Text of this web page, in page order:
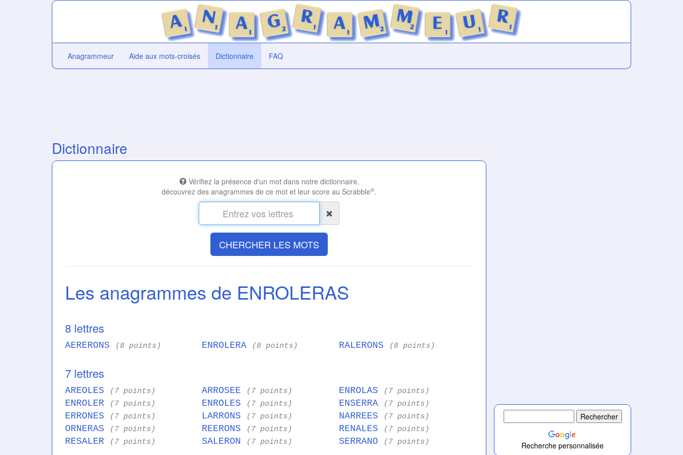
Anagrammeur Aide aux mots-croisés Dictionnaire FAQ
Dictionnaire
Vérifiez la présence d'un mot dans notre dictionnaire,
découvrez des anagrammes de ce mot et leur score au Scrabble®.
CHERCHER LES MOTS
Les anagrammes de ENROLERAS
8 lettres
AERERONS (8 points) ENROLERA (8 points) RALERONS (8 points)
7 lettres
AREOLES (7 points) ARROSEE (7 points) ENROLAS (7 points)
ENROLER (7 points) ENROLES (7 points) ENSERRA (7 points)
ERRONES (7 points) LARRONS (7 points) NARREES (7 points)
ORNERAS (7 points) REERONS (7 points) RENALES (7 points)
RESALER (7 points) SALERON (7 points) SERRANO (7 points) Recherche personnalisée